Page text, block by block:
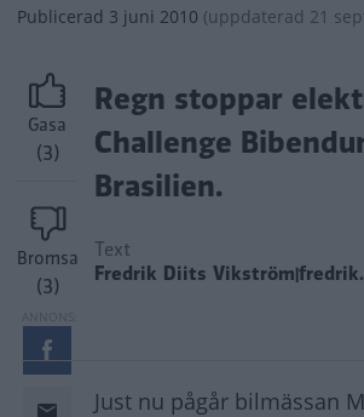
Publicerad 3 juni 2010 (uppdaterad 21
Gasa
(3)
Bromsa
(3)
Regn stoppar
Challenge
Brasilien.
Text
Fredrik Diits
Just nu pågår bilmässan